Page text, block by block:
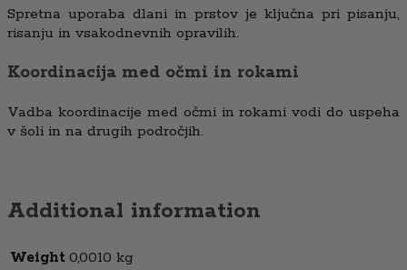
Spretna uporaba dlani in prstov je ključna pri pisanju,
risanju in vsakodnevnih opravilih.
Koordinacija med očmi in rokami
Vadba koordinacije med očmi in rokami vodi do uspeha
v šoli in na drugih področjih.
Additional information
Weight 0,0010 kg